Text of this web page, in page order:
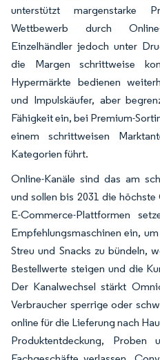
unterstützt margenstarke
Wettbewerb durch
Einzelhändler jedoch unter
die Margen schrittweise
Hypermärkte bedienen
und Impulskäufer, aber
Fähigkeit ein, bei Premium-
einem schrittweisen
Kategorien führt.
Online-Kanäle sind das am
und sollen bis 2031 die
E-Commerce-Plattformen
Empfehlungsmaschinen ein,
Streu und Snacks zu bündeln,
Bestellwerte steigen und die
Der Kanalwechsel stärkt
Verbraucher sperrige oder
online für die Lieferung nach
Produktentdeckung, Proben